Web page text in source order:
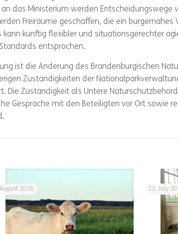
das Ministerium werden Entscheidungswege
Freiräume geschaffen, die ein
künftig flexibler und situationsgerechter
entsprochen.
ist die Änderung des Brandenburgischen
Zuständigkeiten der
Die Zuständigkeit als Untere
Gespräche mit den Beteiligten vor Ort sowie
2026 23. July